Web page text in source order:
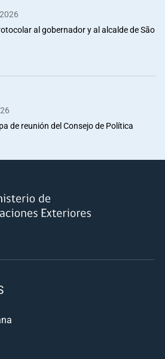
al gobernador y al alcalde de São
de reunión del Consejo de Política